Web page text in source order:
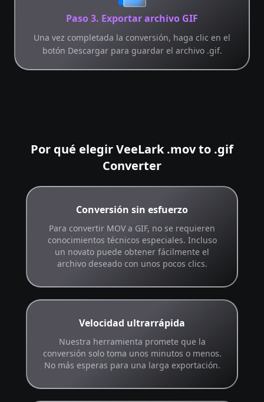
Paso 3. Exportar archivo GIF
Una vez completada la conversión, haga clic en el
botón Descargar para guardar el archivo .gif.
Por qué elegir VeeLark .mov to .gif
Converter
Conversión sin esfuerzo
Para convertir MOV a GIF, no se requieren
conocimientos técnicos especiales. Incluso
un novato puede obtener fácilmente el
archivo deseado con unos pocos clics.
Velocidad ultrarrápida
Nuestra herramienta promete que la
conversión solo toma unos minutos o menos.
No más esperas para una larga exportación.